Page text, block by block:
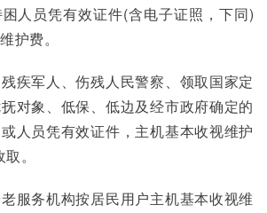
困人员凭有效证件(含电子证照，下同)
护费。
残疾军人、伤残人民警察、领取国家定
对象、低保、低边及经市政府确定的
人员凭有效证件，主机基本收视维护
。
老服务机构按居民用户主机基本收视维